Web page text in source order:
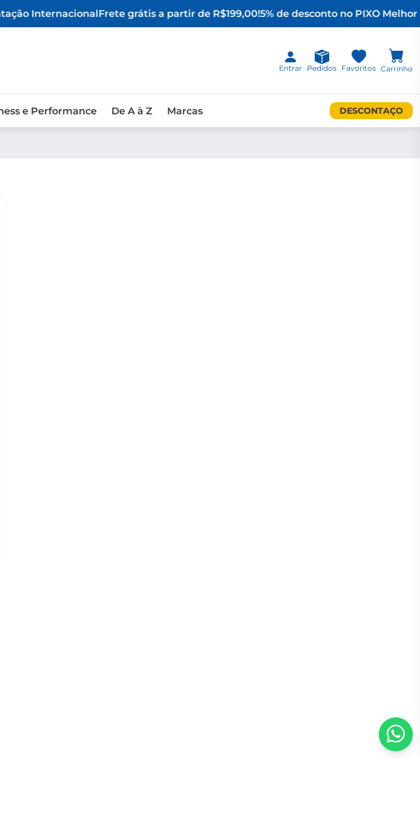
InternacionalFrete grátis a partir de R$199,00!5% de desconto no PIXO Melhor
Entrar Pedidos Favoritos Carrinho
e Performance De A à Z Marcas DESCONTAÇO